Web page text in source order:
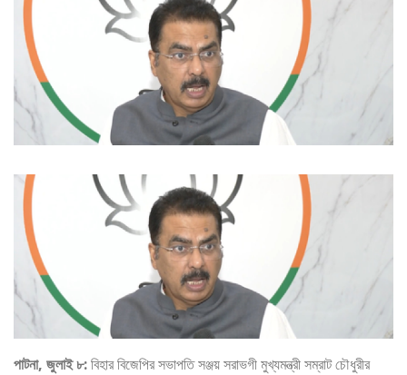
পাটনা, জুলাই ৮:বিহার বিজেপির সভাপতি সঞ্জয় সরাভগী মুখ্যমন্ত্রী সম্রাট চৌধুরীর